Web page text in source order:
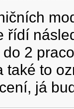
řídí
2
také to
já